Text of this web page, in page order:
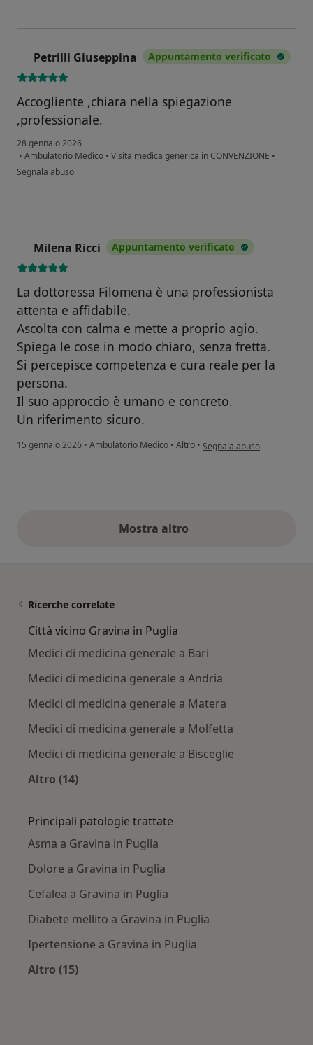
Petrilli Giuseppina Appuntamento verificato
Accogliente ,chiara nella spiegazione
,professionale.
28 gennaio 2026
• Ambulatorio Medico • Visita medica generica in CONVENZIONE •
secondo l'opinione dell'utente Petrilli Giuseppina
Segnala abuso
Milena Ricci Appuntamento verificato
La dottoressa Filomena è una professionista
attenta e affidabile.
Ascolta con calma e mette a proprio agio.
Spiega le cose in modo chiaro, senza fretta.
Si percepisce competenza e cura reale per la
persona.
Il suo approccio è umano e concreto.
Un riferimento sicuro.
15 gennaio 2026 • Ambulatorio Medico • Altro • secondo l'opinione
Segnala abuso
Mostra altroopinioni di cui sopra
Ricerche correlate
Città vicino Gravina in Puglia
Medici di medicina generale a Bari
Medici di medicina generale a Andria
Medici di medicina generale a Matera
Medici di medicina generale a Molfetta
Medici di medicina generale a Bisceglie
Altro (14)
Principali patologie trattate
Asma a Gravina in Puglia
Dolore a Gravina in Puglia
Cefalea a Gravina in Puglia
Diabete mellito a Gravina in Puglia
Ipertensione a Gravina in Puglia
Altro (15)